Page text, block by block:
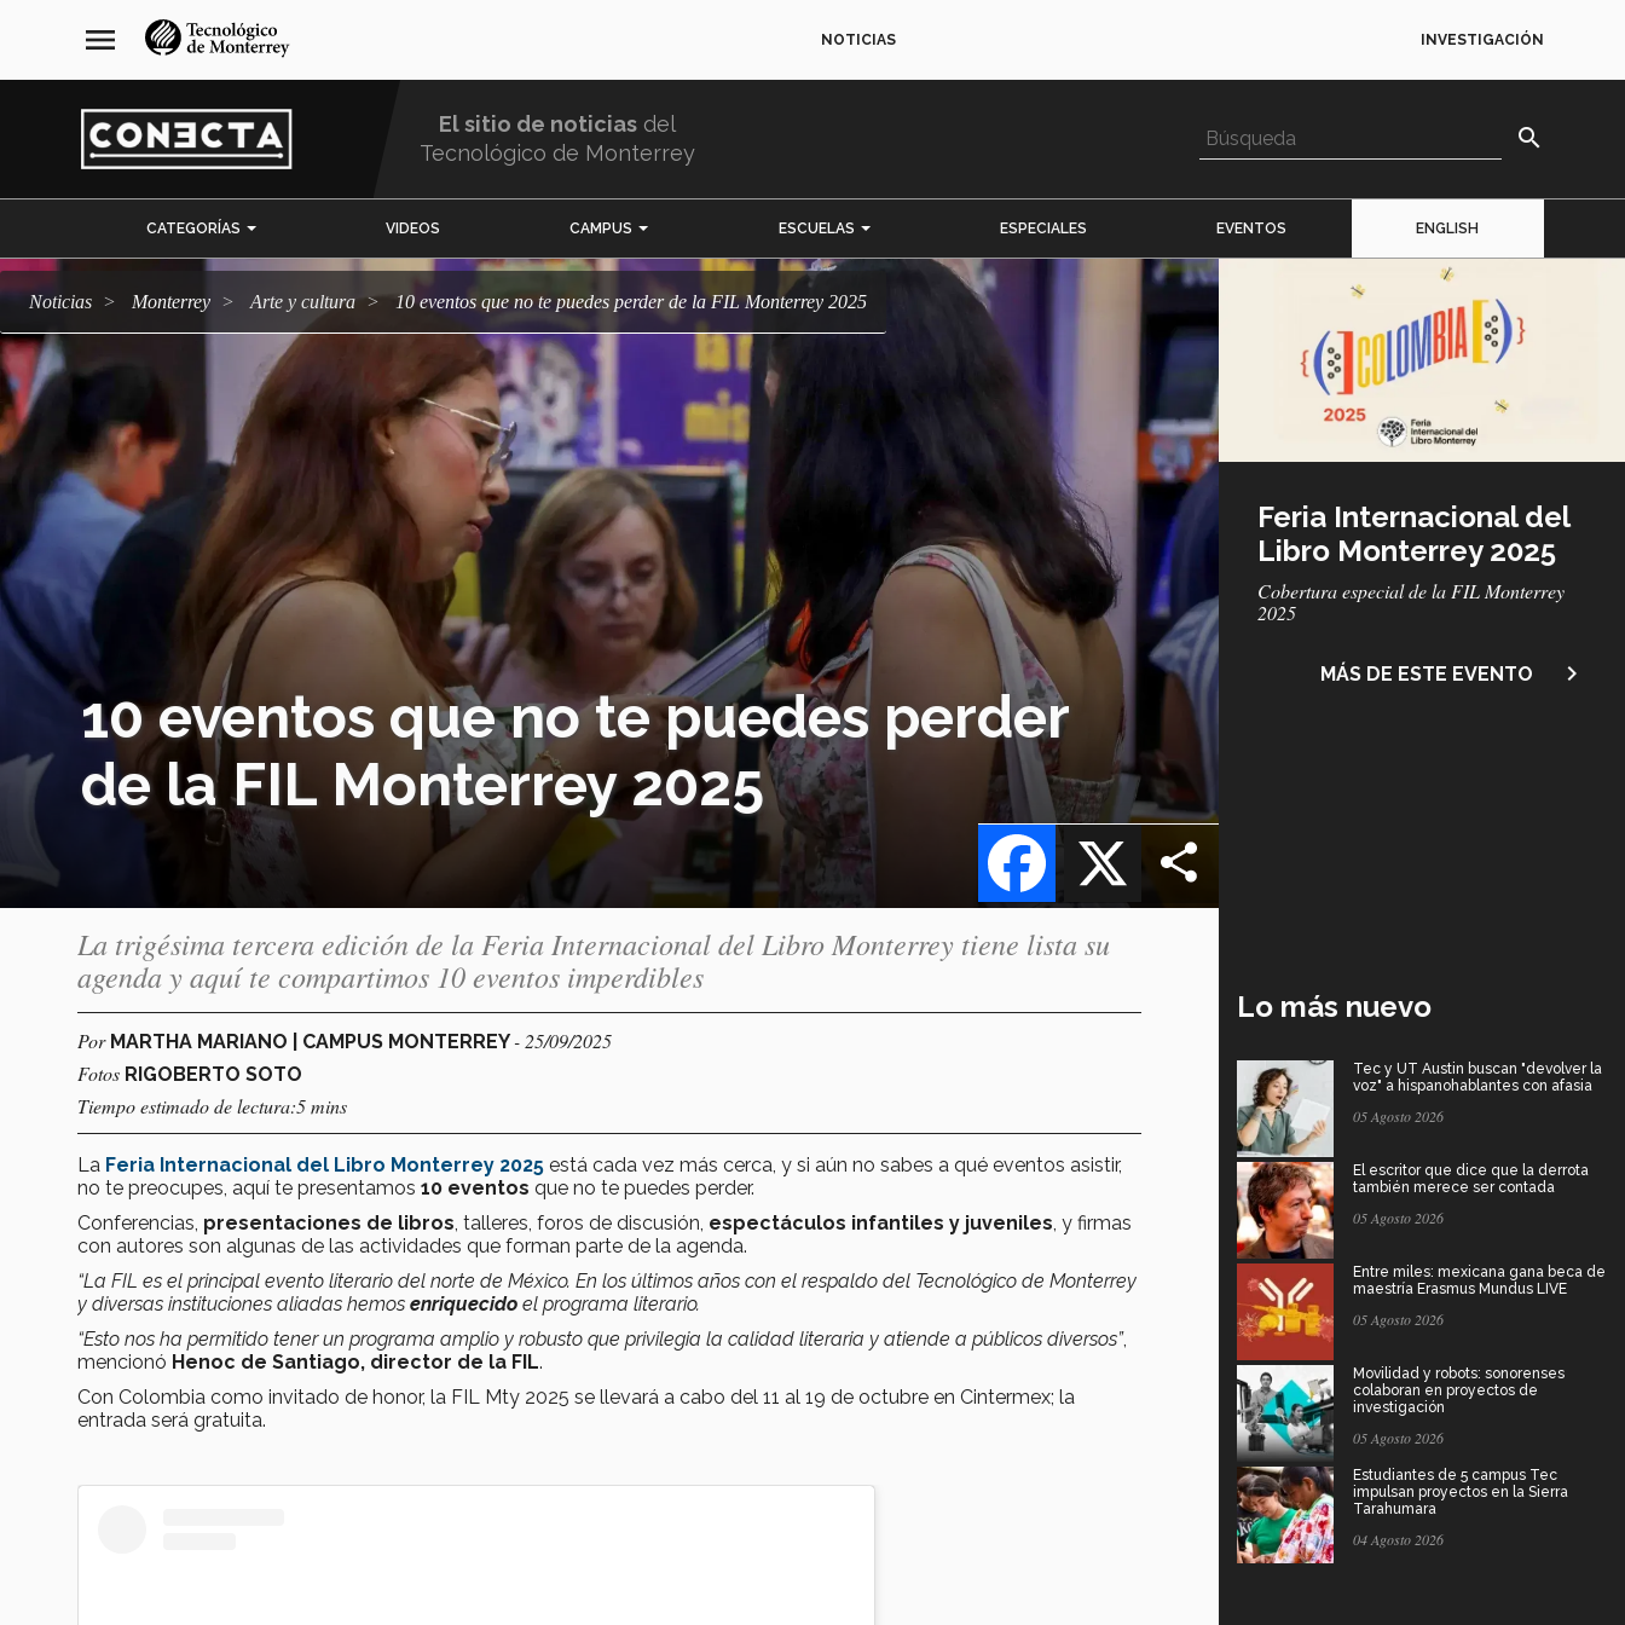
navegación
principal
menu NOTICIAS INVESTIGACIÓN
El sitio de noticias del
Tecnológico de Monterrey
search
CATEGORÍAS VIDEOS CAMPUS ESCUELAS ESPECIALES EVENTOS ENGLISH
Noticias Monterrey arte y cultura 10 eventos que no te puedes perder de la FIL Monterrey 2025
10 eventos que no te puedes perder
de la FIL Monterrey 2025
X
Facebook
Imagen
logo
Feria Internacional del
Libro Monterrey 2025
Subtítulo
Cobertura especial de la FIL Monterrey
2025
MÁS DE ESTE EVENTO navigate_next
La trigésima tercera edición de la Feria Internacional del Libro Monterrey tiene lista su
agenda y aquí te compartimos 10 eventos imperdibles
Por MARTHA MARIANO | CAMPUS MONTERREY- 25/09/2025
Fotos RIGOBERTO SOTO
Tiempo estimado de lectura:5 mins
La Feria Internacional del Libro Monterrey 2025 está cada vez más cerca, y si aún no sabes a qué eventos asistir,
no te preocupes, aquí te presentamos 10 eventos que no te puedes perder.
Conferencias, presentaciones de libros, talleres, foros de discusión, espectáculos infantiles y juveniles, y firmas
con autores son algunas de las actividades que forman parte de la agenda.
“La FIL es el principal evento literario del norte de México. En los últimos años con el respaldo del Tecnológico de Monterrey
y diversas instituciones aliadas hemos enriquecido el programa literario.
“Esto nos ha permitido tener un programa amplio y robusto que privilegia la calidad literaria y atiende a públicos diversos”,
mencionó Henoc de Santiago, director de la FIL.
Con Colombia como invitado de honor, la FIL Mty 2025 se llevará a cabo del 11 al 19 de octubre en Cintermex; la
entrada será gratuita.
Lo más nuevo
Tec y UT Austin buscan "devolver la
voz" a hispanohablantes con afasia
05 Agosto 2026
El escritor que dice que la derrota
también merece ser contada
05 Agosto 2026
Entre miles: mexicana gana beca de
maestría Erasmus Mundus LIVE
05 Agosto 2026
Movilidad y robots: sonorenses
colaboran en proyectos de
investigación
05 Agosto 2026
Estudiantes de 5 campus Tec
impulsan proyectos en la Sierra
Tarahumara
04 Agosto 2026